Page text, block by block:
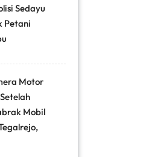
Sedayu
Petani
Motor
Mobil